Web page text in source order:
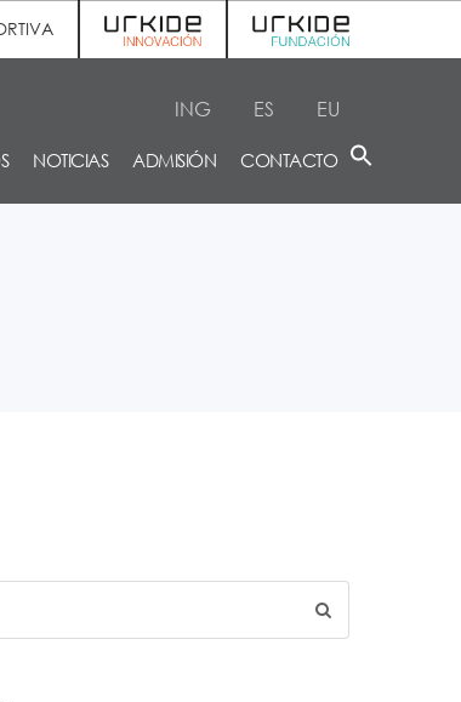
ING ES EU
NOTICIAS ADMISIÓN CONTACTO